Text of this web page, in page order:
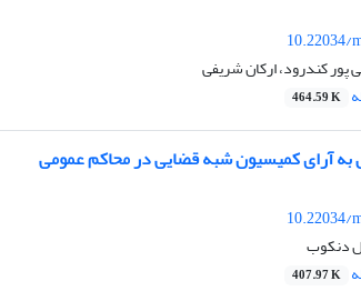
10.22034/
پور کندرود، ارکان شریفی
464.59 K
آرای کمیسیون شبه قضایی در محاکم عمومی
10.22034/
دنکوب
407.97 K